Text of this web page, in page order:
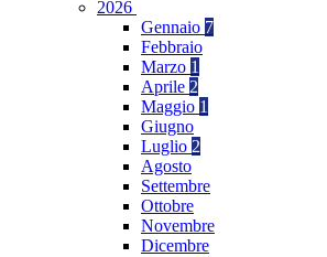
2026
Gennaio 7
Febbraio
Marzo 1
Aprile 2
Maggio 1
Giugno
Luglio 2
Agosto
Settembre
Ottobre
Novembre
Dicembre